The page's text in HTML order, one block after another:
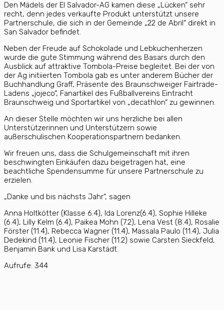
Den Mädels der El Salvador-AG kamen diese „Lücken“ sehr
recht, denn jedes verkaufte Produkt unterstützt unsere
Partnerschule, die sich in der Gemeinde „22 de Abril“ direkt in
San Salvador befindet.
Neben der Freude auf Schokolade und Lebkuchenherzen
wurde die gute Stimmung während des Basars durch den
Ausblick auf attraktive Tombola-Preise begleitet. Bei der von
der Ag initiierten Tombola gab es unter anderem Bücher der
Buchhandlung Graff, Präsente des Braunschweiger Fairtrade-
Ladens „jojeco“, Fanartikel des Fußballvereins Eintracht
Braunschweig und Sportartikel von „decathlon“ zu gewinnen.
An dieser Stelle möchten wir uns herzliche bei allen
Unterstützerinnen und Unterstützern sowie
außerschulischen Kooperationspartnern bedanken.
Wir freuen uns, dass die Schulgemeinschaft mit ihren
beschwingten Einkäufen dazu beigetragen hat, eine
beachtliche Spendensumme für unsere Partnerschule zu
erzielen.
„Danke und bis nächsts Jahr“, sagen
Anna Holtkötter (Klasse 6.4), Ida Lorenz(6.4), Sophie Hilleke
(6.4), Lilly Kelm (6.4), Paikea Mohn (7.2), Lena Vest (8.4), Rosalie
Förster (11.4), Rebecca Wagner (11.4), Massala Paulo (11.4), Julia
Dedekind (11.4), Leonie Fischer (11.2) sowie Carsten Sieckfeld,
Benjamin Bank und Lisa Karstädt.
Aufrufe: 344